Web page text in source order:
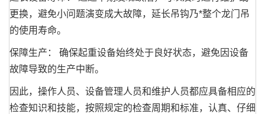
更换，避免小问题演变成大故障，延长吊钩乃*整个龙门吊
的使用寿命。
保障生产： 确保起重设备始终处于良好状态，避免因设备
故障导致的生产中断。
因此，操作人员、设备管理人员和维护人员都应具备相应的
检查知识和技能，按照规定的检查周期和标准，认真、仔细